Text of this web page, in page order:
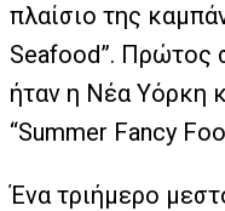
πλαίσιο της
Seafood”. Πρώτος
ήταν η Νέα Υόρκη
“Summer Fancy
Ένα τριήμερο